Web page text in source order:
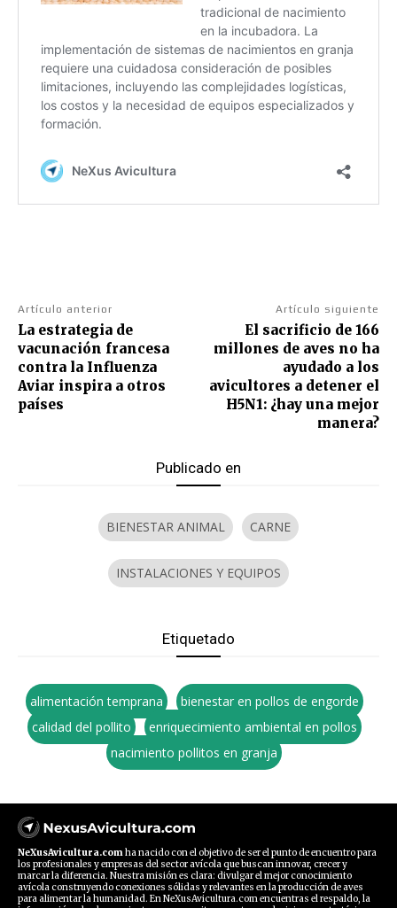
Artículo anterior
La estrategia de
vacunación francesa
contra la Influenza
Aviar inspira a otros
países
Artículo siguiente
El sacrificio de 166
millones de aves no ha
ayudado a los
avicultores a detener el
H5N1: ¿hay una mejor
manera?
Publicado en
BIENESTAR ANIMAL CARNE
INSTALACIONES Y EQUIPOS
Etiquetado
alimentación temprana
bienestar en pollos de engorde
calidad del pollito
enriquecimiento ambiental en pollos
nacimiento pollitos en granja
NeXusAvicultura.comha nacido con el objetivo de ser el punto de encuentro para
los profesionales y empresas del sector avícola que buscan innovar, crecer y
marcar la diferencia. Nuestra misión es clara: divulgar el mejor conocimiento
avícola construyendo conexiones sólidas y relevantes en la producción de aves
para alimentar la humanidad. En NeXusAvicultura.com encuentras el respaldo, la